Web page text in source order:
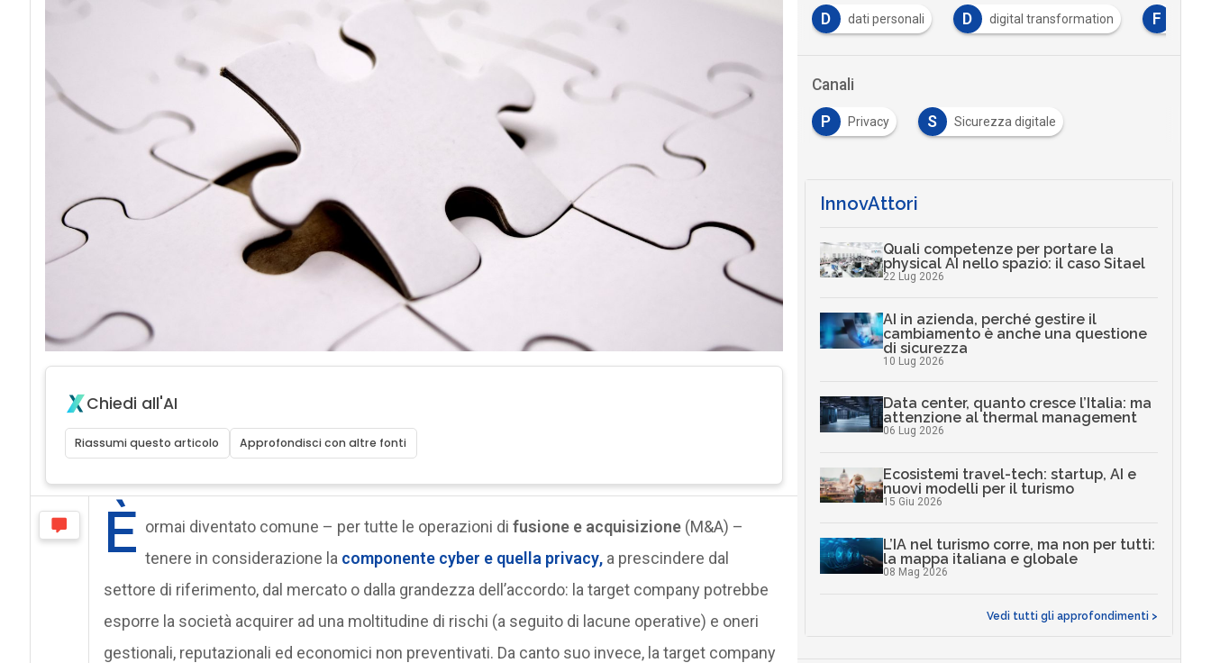
Chiedi all'AI
Riassumi questo articolo Approfondisci con altre fonti
È ormai diventato comune – per tutte le operazioni di fusione e acquisizione(M&A) –
tenere in considerazione la componente cyber e quella privacy,a prescindere dal
settore di riferimento, dal mercato o dalla grandezza dell’accordo: la target company potrebbe
esporre la società acquirer ad una moltitudine di rischi (a seguito di lacune operative) e oneri
gestionali, reputazionali ed economici non preventivati. Da canto suo invece, la target company
D dati personali D digital transformation F
Canali
P Privacy S Sicurezza digitale
InnovAttori
Quali competenze per portare la
physical AI nello spazio: il caso Sitael
22 Lug 2026
AI in azienda, perché gestire il
cambiamento è anche una questione
di sicurezza
10 Lug 2026
Data center, quanto cresce l’Italia: ma
attenzione al thermal management
06 Lug 2026
Ecosistemi travel-tech: startup, AI e
nuovi modelli per il turismo
15 Giu 2026
L’IA nel turismo corre, ma non per tutti:
la mappa italiana e globale
08 Mag 2026
Vedi tutti gli approfondimenti >